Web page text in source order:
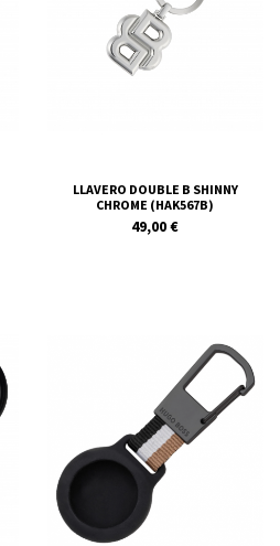
LLAVERO DOUBLE B SHINNY
CHROME (HAK567B)
49,00 €